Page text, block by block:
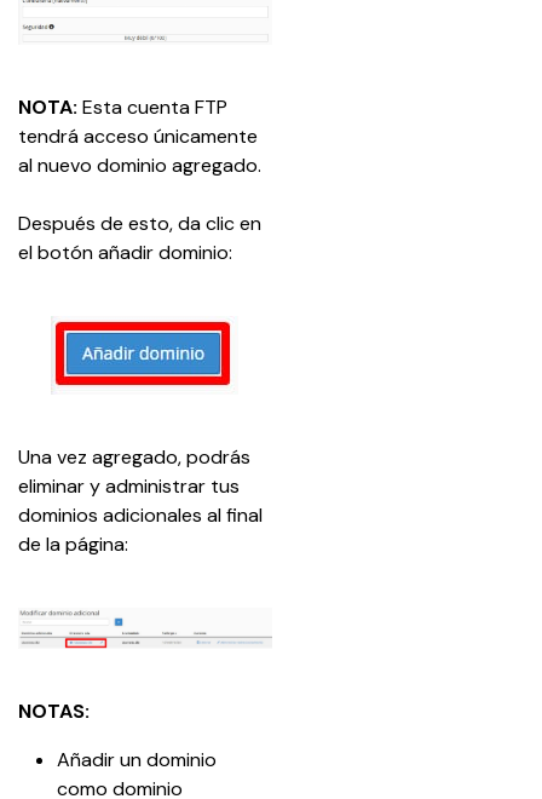
NOTA: Esta cuenta FTP
tendrá acceso únicamente
al nuevo dominio agregado.
Después de esto, da clic en
el botón añadir dominio:
Una vez agregado, podrás
eliminar y administrar tus
dominios adicionales al final
de la página:
NOTAS:
Añadir un dominio
como dominio